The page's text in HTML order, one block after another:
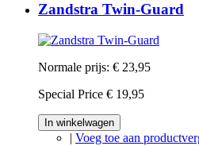
Zandstra Twin-Guard
Normale prijs: € 23,95
Special Price € 19,95
In winkelwagen
| Voeg toe aan